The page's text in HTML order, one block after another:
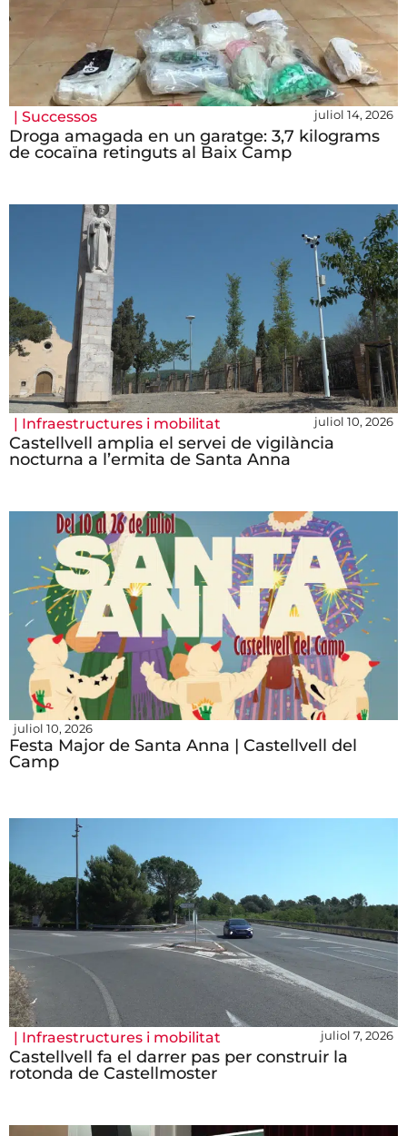
| Successos juliol 14, 2026
Droga amagada en un garatge: 3,7 kilograms
de cocaïna retinguts al Baix Camp
| Infraestructures i mobilitat juliol 10, 2026
Castellvell amplia el servei de vigilància
nocturna a l’ermita de Santa Anna
juliol 10, 2026
Festa Major de Santa Anna | Castellvell del
Camp
| Infraestructures i mobilitat juliol 7, 2026
Castellvell fa el darrer pas per construir la
rotonda de Castellmoster